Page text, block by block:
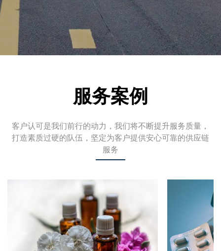
服务案例
客户认可是我们前行的动力，我们将不断提升服务质量，
打造素质过硬的队伍，坚定为客户提供安心可靠的供应链
服务